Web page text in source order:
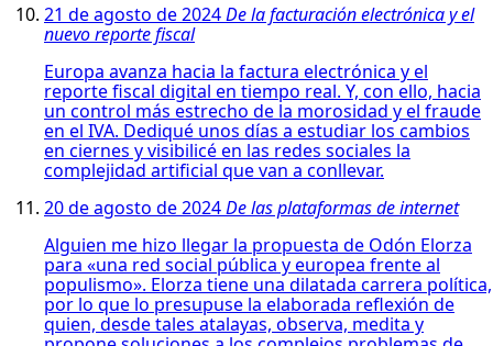
21 de agosto de 2024De la facturación electrónica y el
nuevo reporte fiscal
Europa avanza hacia la factura electrónica y el
reporte fiscal digital en tiempo real. Y, con ello, hacia
un control más estrecho de la morosidad y el fraude
en el IVA. Dediqué unos días a estudiar los cambios
en ciernes y visibilicé en las redes sociales la
complejidad artificial que van a conllevar.
20 de agosto de 2024De las plataformas de internet
Alguien me hizo llegar la propuesta de Odón Elorza
para «una red social pública y europea frente al
populismo». Elorza tiene una dilatada carrera política,
por lo que lo presupuse la elaborada reflexión de
quien, desde tales atalayas, observa, medita y